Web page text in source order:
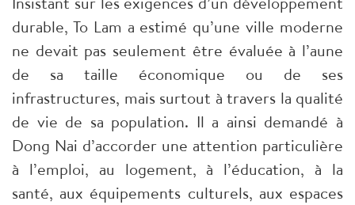
durable, To Lam a estimé qu’une ville moderne
ne devait pas seulement être évaluée à l’aune
de sa taille économique ou de ses
infrastructures, mais surtout à travers la qualité
de vie de sa population. Il a ainsi demandé à
Dong Nai d’accorder une attention particulière
à l’emploi, au logement, à l’éducation, à la
santé, aux équipements culturels, aux espaces